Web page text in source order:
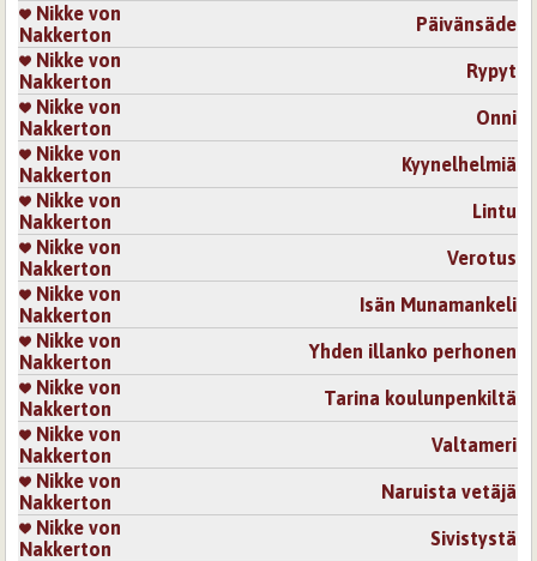
Nikke von
Nakkerton
Päivänsäde
Nikke von
Nakkerton
Rypyt
Nikke von
Nakkerton
Onni
Nikke von
Nakkerton
Kyynelhelmiä
Nikke von
Nakkerton
Lintu
Nikke von
Nakkerton
Verotus
Nikke von
Nakkerton
Isän Munamankeli
Nikke von
Nakkerton
Yhden illanko perhonen
Nikke von
Nakkerton
Tarina koulunpenkiltä
Nikke von
Nakkerton
Valtameri
Nikke von
Nakkerton
Naruista vetäjä
Nikke von
Nakkerton
Sivistystä